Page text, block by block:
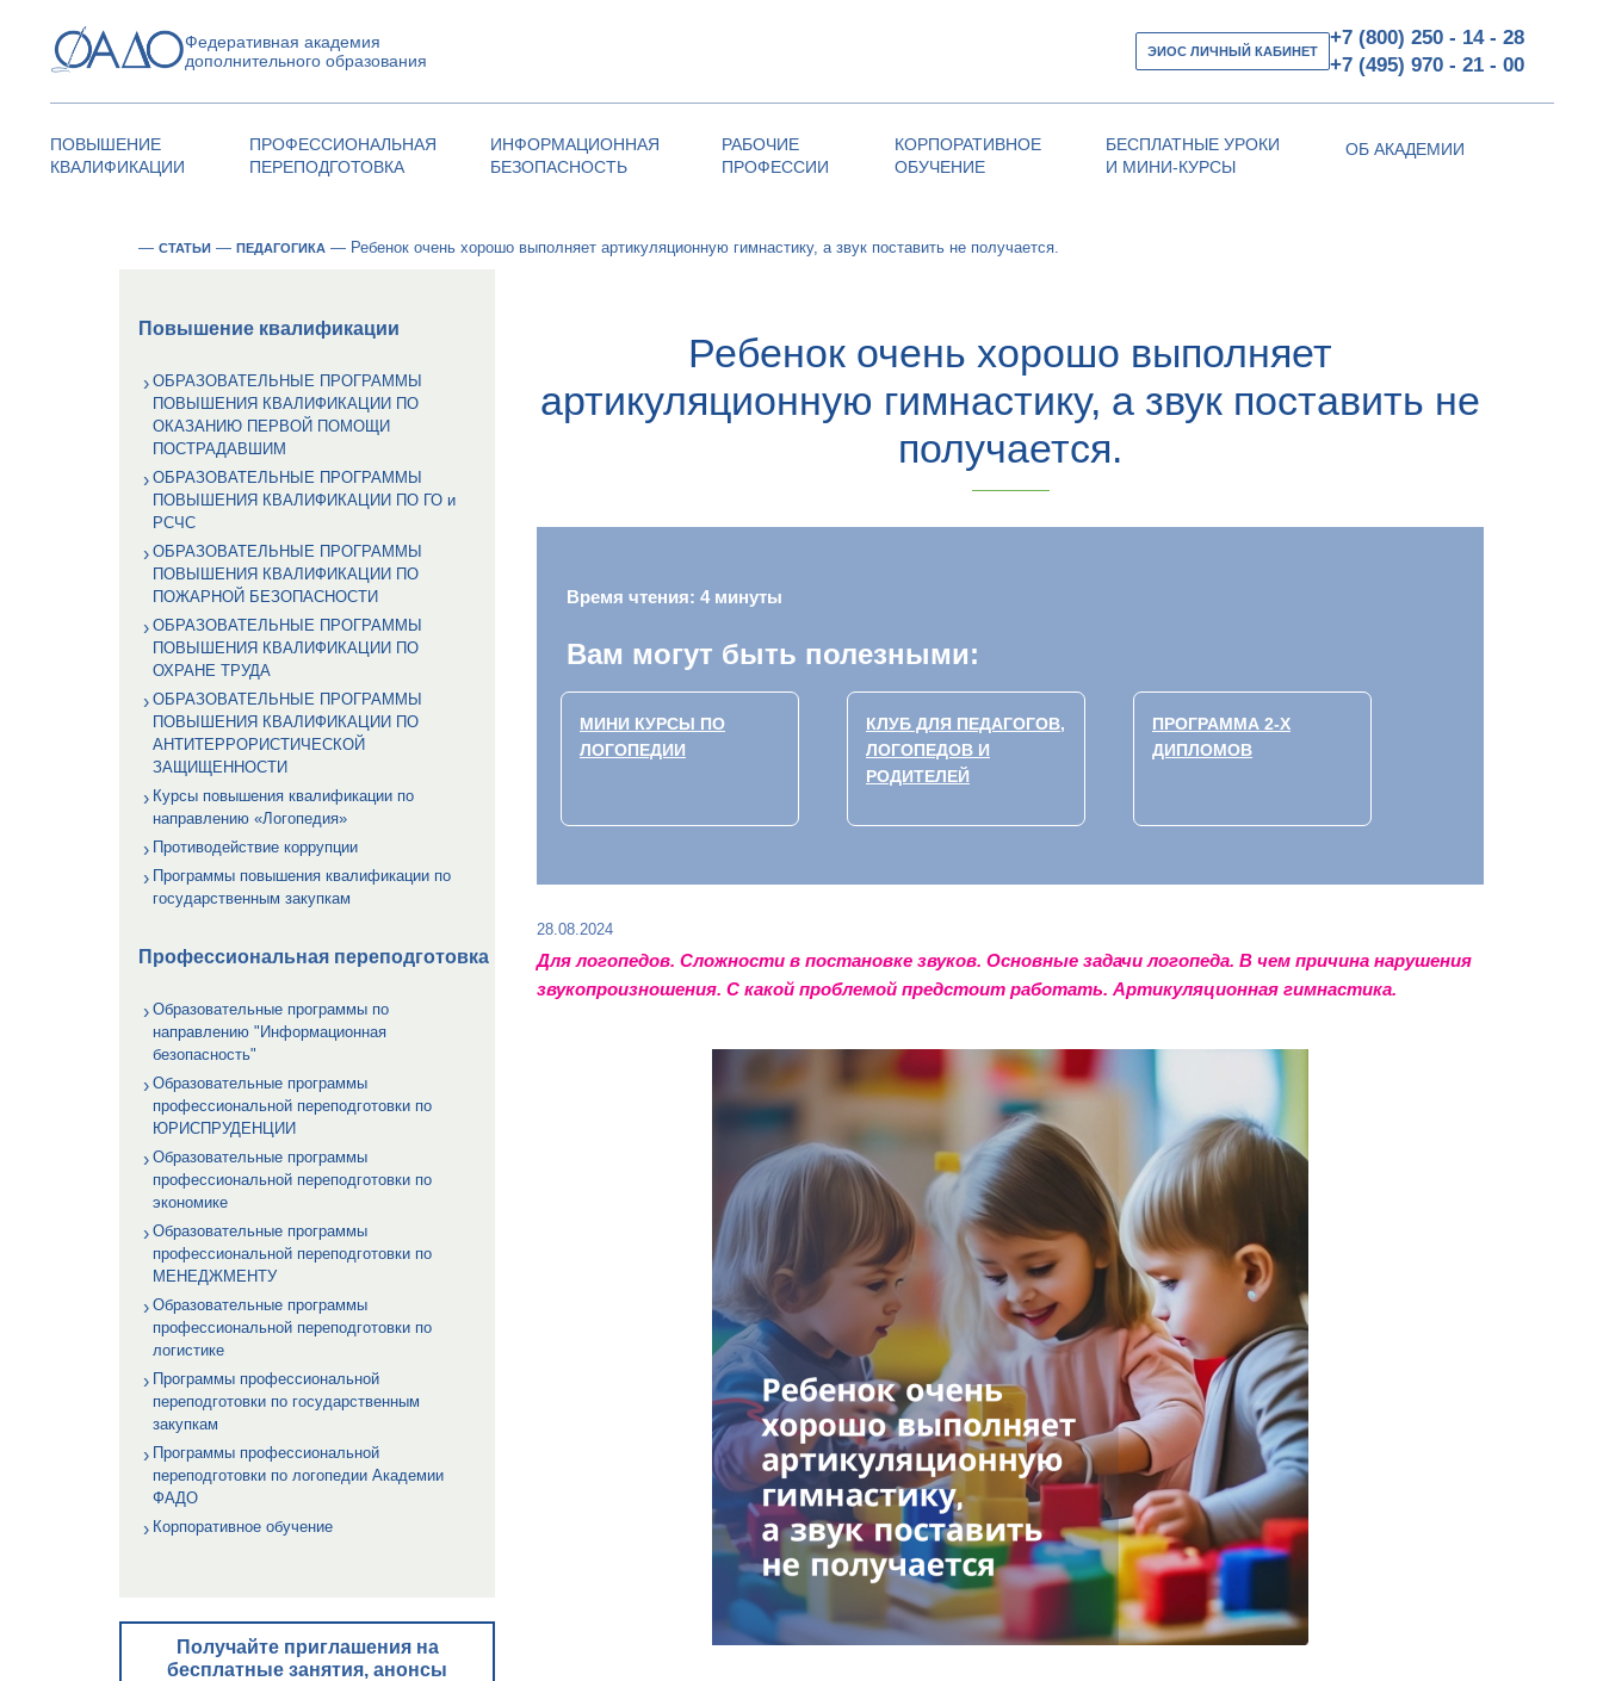
Федеративная академия
дополнительного образования
ЭИОС ЛИЧНЫЙ КАБИНЕТ
+7 (800) 250 - 14 - 28
+7 (495) 970 - 21 - 00
ПОВЫШЕНИЕ
КВАЛИФИКАЦИИ
ПРОФЕССИОНАЛЬНАЯ
ПЕРЕПОДГОТОВКА
ИНФОРМАЦИОННАЯ
БЕЗОПАСНОСТЬ
РАБОЧИЕ
ПРОФЕССИИ
КОРПОРАТИВНОЕ
ОБУЧЕНИЕ
БЕСПЛАТНЫЕ УРОКИ
И МИНИ-КУРСЫ
ОБ АКАДЕМИИ
— СТАТЬИ — ПЕДАГОГИКА — Ребенок очень хорошо выполняет артикуляционную гимнастику, а звук поставить не получается.
Повышение квалификации
ОБРАЗОВАТЕЛЬНЫЕ ПРОГРАММЫ
ПОВЫШЕНИЯ КВАЛИФИКАЦИИ ПО
ОКАЗАНИЮ ПЕРВОЙ ПОМОЩИ
ПОСТРАДАВШИМ
ОБРАЗОВАТЕЛЬНЫЕ ПРОГРАММЫ
ПОВЫШЕНИЯ КВАЛИФИКАЦИИ ПО ГО и
РСЧС
ОБРАЗОВАТЕЛЬНЫЕ ПРОГРАММЫ
ПОВЫШЕНИЯ КВАЛИФИКАЦИИ ПО
ПОЖАРНОЙ БЕЗОПАСНОСТИ
ОБРАЗОВАТЕЛЬНЫЕ ПРОГРАММЫ
ПОВЫШЕНИЯ КВАЛИФИКАЦИИ ПО
ОХРАНЕ ТРУДА
ОБРАЗОВАТЕЛЬНЫЕ ПРОГРАММЫ
ПОВЫШЕНИЯ КВАЛИФИКАЦИИ ПО
АНТИТЕРРОРИСТИЧЕСКОЙ
ЗАЩИЩЕННОСТИ
Курсы повышения квалификации по
направлению «Логопедия»
Противодействие коррупции
Программы повышения квалификации по
государственным закупкам
Профессиональная переподготовка
Образовательные программы по
направлению "Информационная
безопасность"
Образовательные программы
профессиональной переподготовки по
ЮРИСПРУДЕНЦИИ
Образовательные программы
профессиональной переподготовки по
экономике
Образовательные программы
профессиональной переподготовки по
МЕНЕДЖМЕНТУ
Образовательные программы
профессиональной переподготовки по
логистике
Программы профессиональной
переподготовки по государственным
закупкам
Программы профессиональной
переподготовки по логопедии Академии
ФАДО
Корпоративное обучение
Получайте приглашения на
бесплатные занятия, анонсы
Ребенок очень хорошо выполняет
артикуляционную гимнастику, а звук поставить не
получается.
Время чтения: 4 минуты
Вам могут быть полезными:
МИНИ КУРСЫ ПО
ЛОГОПЕДИИ
КЛУБ ДЛЯ ПЕДАГОГОВ,
ЛОГОПЕДОВ И
РОДИТЕЛЕЙ
ПРОГРАММА 2-Х
ДИПЛОМОВ
28.08.2024
Длялогопедов. Сложности в постановке звуков. Основные задачи логопеда. В чем причина нарушения
звукопроизношения. С какой проблемой предстоит работать. Артикуляционная гимнастика.